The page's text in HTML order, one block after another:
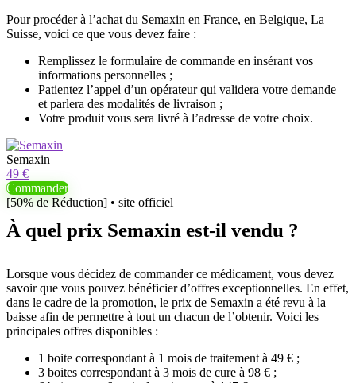
Pour procéder à l’achat du Semaxin en France, en Belgique, La
Suisse, voici ce que vous devez faire :
Remplissez le formulaire de commande en insérant vos
informations personnelles ;
Patientez l’appel d’un opérateur qui validera votre demande
et parlera des modalités de livraison ;
Votre produit vous sera livré à l’adresse de votre choix.
Semaxin
49 €
Commander
[50% de Réduction] • site officiel
À quel prix Semaxin est-il vendu ?
Lorsque vous décidez de commander ce médicament, vous devez
savoir que vous pouvez bénéficier d’offres exceptionnelles. En effet,
dans le cadre de la promotion, le prix de Semaxin a été revu à la
baisse afin de permettre à tout un chacun de l’obtenir. Voici les
principales offres disponibles :
1 boite correspondant à 1 mois de traitement à 49 € ;
3 boites correspondant à 3 mois de cure à 98 € ;